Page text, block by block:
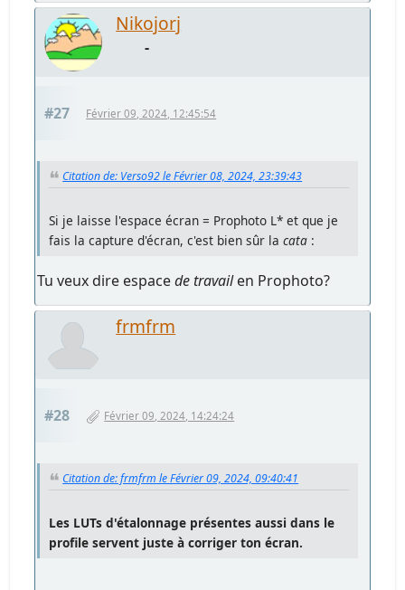
Nikojorj
-
#27 Février 09, 2024, 12:45:54
Citation de: Verso92 le Février 08, 2024, 23:39:43
Si je laisse l'espace écran = Prophoto L* et que je
fais la capture d'écran, c'est bien sûr lacata :
Tu veux dire espacede travailen Prophoto?
frmfrm
#28 Février 09, 2024, 14:24:24
Citation de: frmfrm le Février 09, 2024, 09:40:41
Les LUTs d'étalonnage présentes aussi dans le
profile servent juste à corriger ton écran.